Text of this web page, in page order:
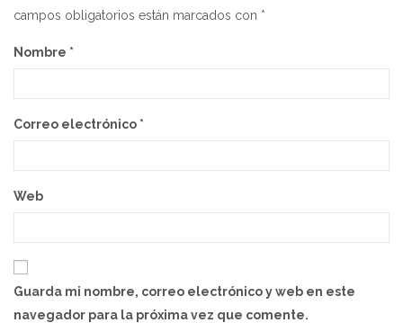
campos obligatorios están marcados con *
Nombre *
Correo electrónico *
Web
Guarda mi nombre, correo electrónico y web en este
navegador para la próxima vez que comente.